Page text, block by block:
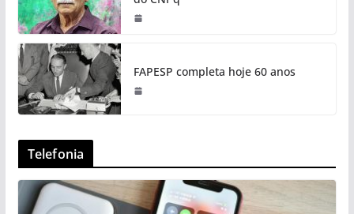
FAPESP completa hoje 60 anos
Telefonia